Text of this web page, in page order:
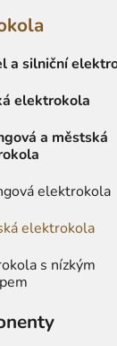
a silniční
elektrokola
a městská
elektrokola
elektrokola
s nízkým